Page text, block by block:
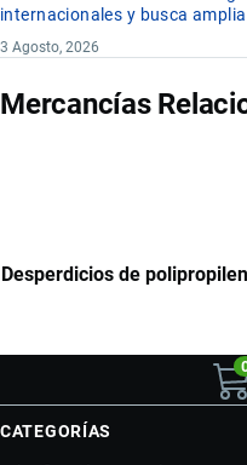
internacionales y busca
3 Agosto, 2026
Mercancías
Desperdicios de
CATEGORÍAS